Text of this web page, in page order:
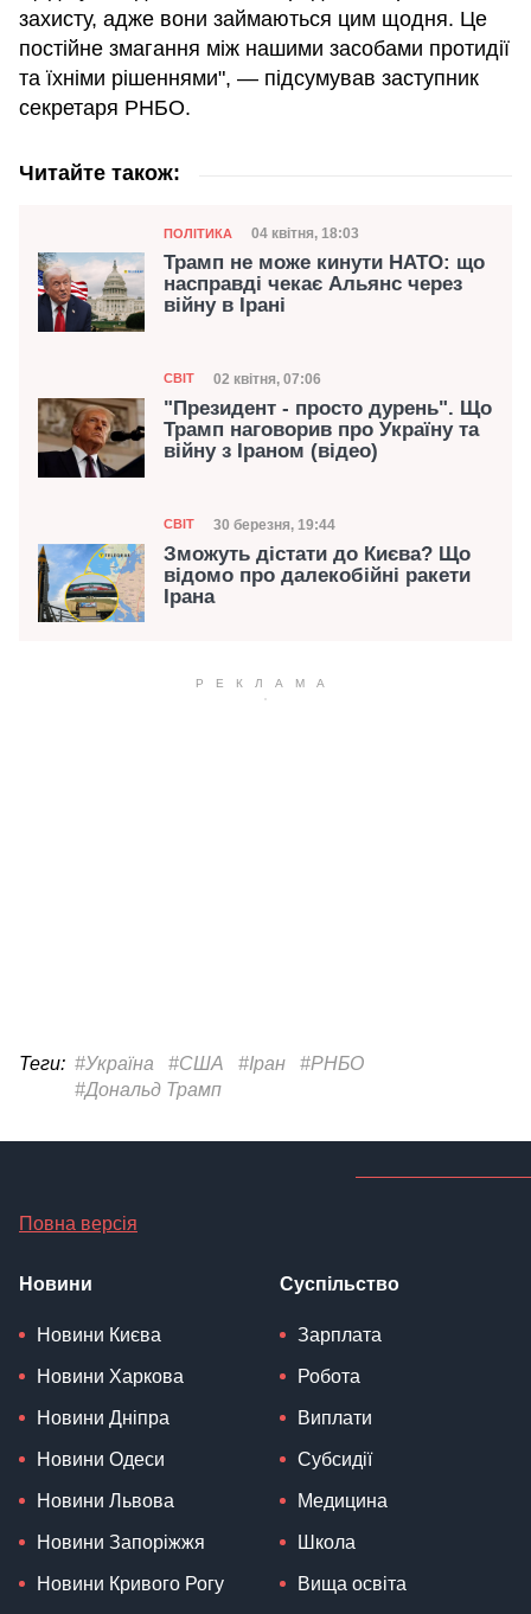
захисту, адже вони займаються цим щодня. Це
постійне змагання між нашими засобами протидії
та їхніми рішеннями", — підсумував заступник
секретаря РНБО.
Читайте також:
Категорія
ПОЛІТИКА Дата публікації
04 квітня, 18:03
Трамп не може кинути НАТО: що
насправді чекає Альянс через
війну в Ірані
Категорія
СВІТ Дата публікації
02 квітня, 07:06
"Президент - просто дурень". Що
Трамп наговорив про Україну та
війну з Іраном (відео)
Категорія
СВІТ Дата публікації
30 березня, 19:44
Зможуть дістати до Києва? Що
відомо про далекобійні ракети
Ірана
Теги: #Україна #США #Іран
#РНБО
#Дональд Трамп
Повна версія
Новини
Новини Києва
Новини Харкова
Новини Дніпра
Новини Одеси
Новини Львова
Новини Запоріжжя
Новини Кривого Рогу
Суспільство
Зарплата
Робота
Виплати
Субсидії
Медицина
Школа
Вища освіта